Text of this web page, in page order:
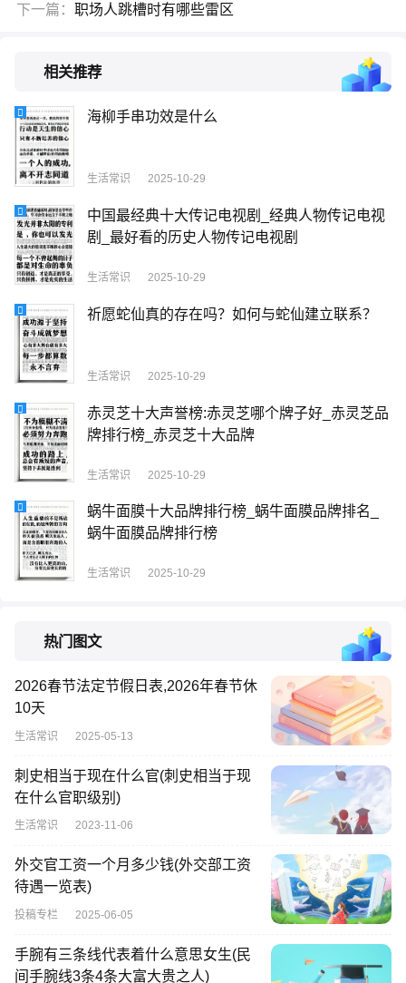
下一篇： 职场人跳槽时有哪些雷区
相关推荐
海柳手串功效是什么
生活常识 2025-10-29
中国最经典十大传记电视剧_经典人物传记电视
剧_最好看的历史人物传记电视剧
生活常识 2025-10-29
祈愿蛇仙真的存在吗？如何与蛇仙建立联系？
生活常识 2025-10-29
赤灵芝十大声誉榜:赤灵芝哪个牌子好_赤灵芝品
牌排行榜_赤灵芝十大品牌
生活常识 2025-10-29
蜗牛面膜十大品牌排行榜_蜗牛面膜品牌排名_
蜗牛面膜品牌排行榜
生活常识 2025-10-29
热门图文
2026春节法定节假日表,2026年春节休
10天
生活常识 2025-05-13
刺史相当于现在什么官(刺史相当于现
在什么官职级别)
生活常识 2023-11-06
外交官工资一个月多少钱(外交部工资
待遇一览表)
投稿专栏 2025-06-05
手腕有三条线代表着什么意思女生(民
间手腕线3条4条大富大贵之人)